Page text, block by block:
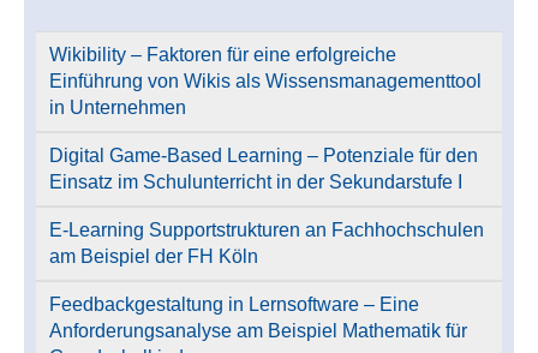
Wikibility – Faktoren für eine erfolgreiche
Einführung von Wikis als Wissensmanagementtool
in Unternehmen
Digital Game-Based Learning – Potenziale für den
Einsatz im Schulunterricht in der Sekundarstufe I
E-Learning Supportstrukturen an Fachhochschulen
am Beispiel der FH Köln
Feedbackgestaltung in Lernsoftware – Eine
Anforderungsanalyse am Beispiel Mathematik für